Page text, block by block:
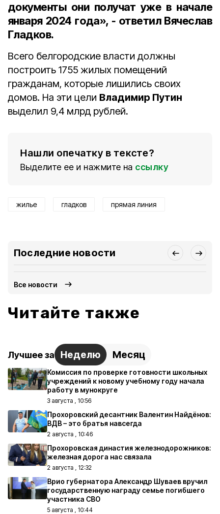
документы они получат уже в начале
января 2024 года», - ответил Вячеслав
Гладков.
Всего белгородские власти должны
построить 1755 жилых помещений
гражданам, которые лишились своих
домов. На эти цели Владимир Путин
выделил 9,4 млрд рублей.
Нашли опечатку в тексте?
Выделите ее и нажмите на ссылку
жилье гладков прямая линия
Последние новости
Все новости
Читайте также
Лучшее за Неделю Месяц
Комиссия по проверке готовности школьных
учреждений к новому учебному году начала
работу в мунокруге
3 августа , 10:56
Прохоровский десантник Валентин Найдёнов:
ВДВ – это братья навсегда
2 августа , 10:46
Прохоровская династия железнодорожников:
железная дорога нас связала
2 августа , 12:32
Врио губернатора Александр Шуваев вручил
государственную награду семье погибшего
участника СВО
5 августа , 10:44